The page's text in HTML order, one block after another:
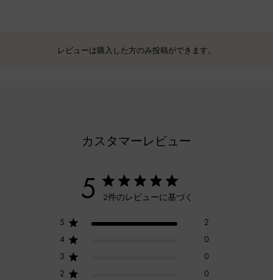
レビューは購入した方のみ投稿ができます。
カスタマーレビュー
5 2件のレビューに基づく
5
2
4
0
3
0
2
0